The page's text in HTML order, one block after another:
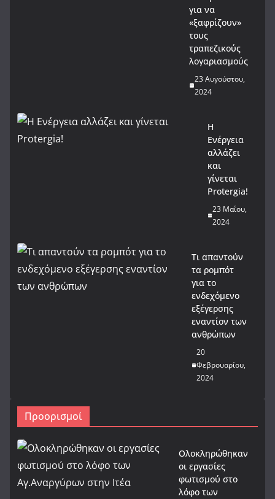
για να
«ξαφρίζουν»
τους
τραπεζικούς
λογαριασμούς
23 Αυγούστου,
2024
Η
Ενέργεια
αλλάζει
και
γίνεται
Protergia!
23 Μαΐου,
2024
Τι απαντούν
τα ρομπότ
για το
ενδεχόμενο
εξέγερσης
εναντίον των
ανθρώπων
20
Φεβρουαρίου,
2024
Προορισμοί
Ολοκληρώθηκαν
οι εργασίες
φωτισμού στο
λόφο των